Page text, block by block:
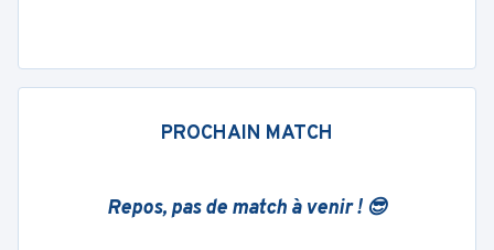
PROCHAIN MATCH
Repos, pas de match à venir ! 😎